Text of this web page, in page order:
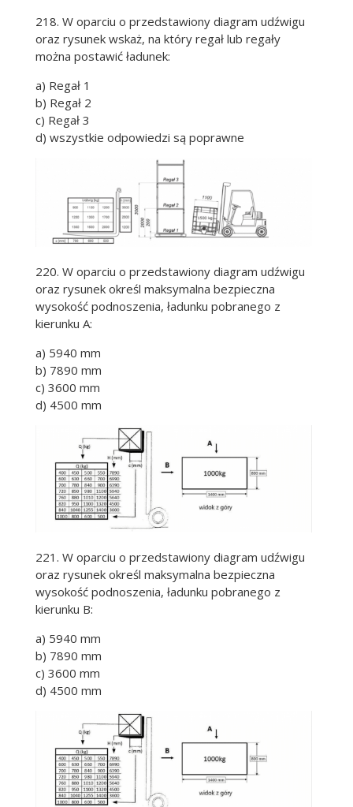
218. W oparciu o przedstawiony diagram udźwigu
oraz rysunek wskaż, na który regał lub regały
można postawić ładunek:
a) Regał 1
b) Regał 2
c) Regał 3
d) wszystkie odpowiedzi są poprawne
220. W oparciu o przedstawiony diagram udźwigu
oraz rysunek określ maksymalna bezpieczna
wysokość podnoszenia, ładunku pobranego z
kierunku A:
a) 5940 mm
b) 7890 mm
c) 3600 mm
d) 4500 mm
221. W oparciu o przedstawiony diagram udźwigu
oraz rysunek określ maksymalna bezpieczna
wysokość podnoszenia, ładunku pobranego z
kierunku B:
a) 5940 mm
b) 7890 mm
c) 3600 mm
d) 4500 mm